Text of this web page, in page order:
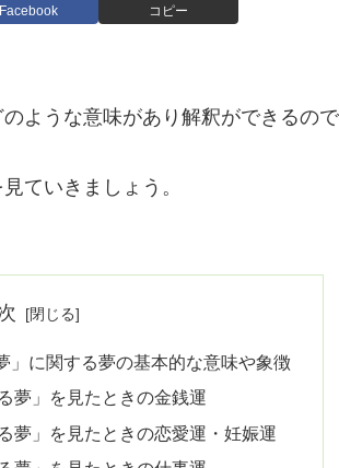
Facebook コピー
ような意味があり解釈ができるので
ていきましょう。
」に関する夢の基本的な意味や象徴
夢」を見たときの金銭運
夢」を見たときの恋愛運・妊娠運